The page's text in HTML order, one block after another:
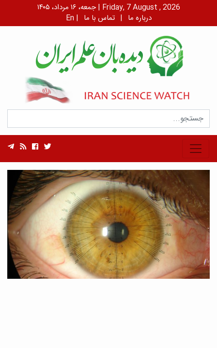
جمعه، ۱۶ مرداد، ۱۴۰۵ | Friday, 7 August , 2026
En | درباره ما | تماس با ما